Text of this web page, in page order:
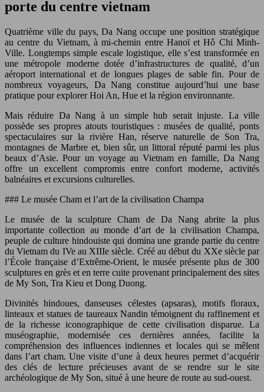
porte du centre vietnam
Quatrième ville du pays, Da Nang occupe une position stratégique
au centre du Vietnam, à mi-chemin entre Hanoï et Hô Chi Minh-
Ville. Longtemps simple escale logistique, elle s’est transformée en
une métropole moderne dotée d’infrastructures de qualité, d’un
aéroport international et de longues plages de sable fin. Pour de
nombreux voyageurs, Da Nang constitue aujourd’hui une base
pratique pour explorer Hoi An, Hue et la région environnante.
Mais réduire Da Nang à un simple hub serait injuste. La ville
possède ses propres atouts touristiques : musées de qualité, ponts
spectaculaires sur la rivière Han, réserve naturelle de Son Tra,
montagnes de Marbre et, bien sûr, un littoral réputé parmi les plus
beaux d’Asie. Pour un voyage au Vietnam en famille, Da Nang
offre un excellent compromis entre confort moderne, activités
balnéaires et excursions culturelles.
### Le musée Cham et l’art de la civilisation Champa
Le musée de la sculpture Cham de Da Nang abrite la plus
importante collection au monde d’art de la civilisation Champa,
peuple de culture hindouiste qui domina une grande partie du centre
du Vietnam du IVe au XIIIe siècle. Créé au début du XXe siècle par
l’École française d’Extrême-Orient, le musée présente plus de 300
sculptures en grès et en terre cuite provenant principalement des sites
de My Son, Tra Kieu et Dong Duong.
Divinités hindoues, danseuses célestes (apsaras), motifs floraux,
linteaux et statues de taureaux Nandin témoignent du raffinement et
de la richesse iconographique de cette civilisation disparue. La
muséographie, modernisée ces dernières années, facilite la
compréhension des influences indiennes et locales qui se mêlent
dans l’art cham. Une visite d’une à deux heures permet d’acquérir
des clés de lecture précieuses avant de se rendre sur le site
archéologique de My Son, situé à une heure de route au sud-ouest.